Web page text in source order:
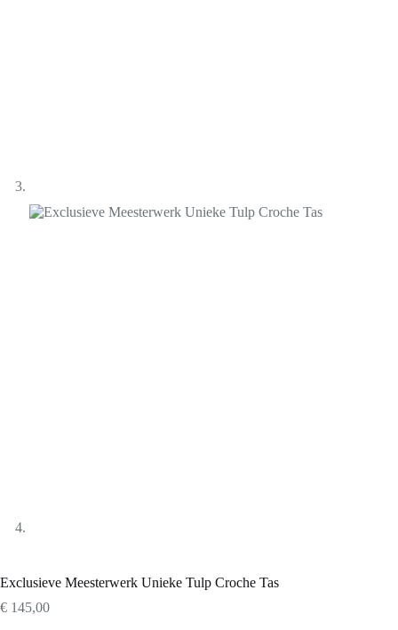
Exclusieve Meesterwerk Unieke Tulp Croche Tas
€ 145,00